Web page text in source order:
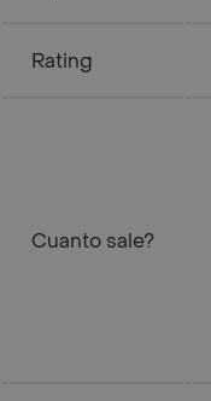
Rating
Cuanto sale?